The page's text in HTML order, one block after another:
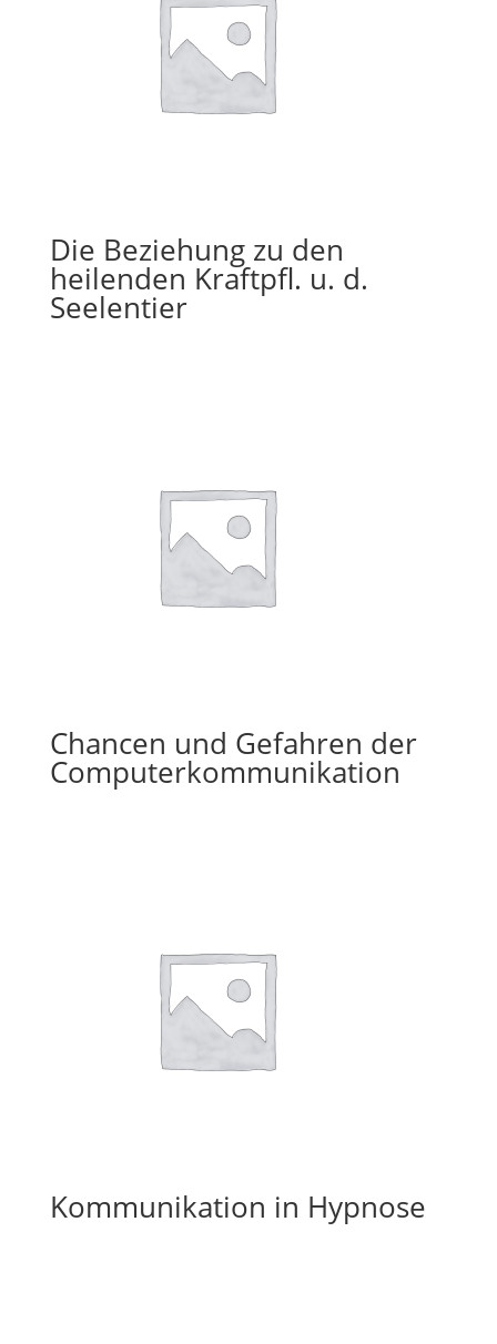
Die Beziehung zu den
heilenden Kraftpfl. u. d.
Seelentier
Chancen und Gefahren der
Computerkommunikation
Kommunikation in Hypnose